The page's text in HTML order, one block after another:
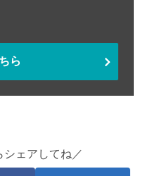
ら
シェアしてね／